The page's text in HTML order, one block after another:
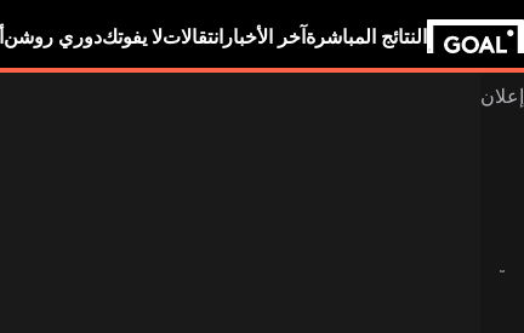
النتائج المباشرة آخر الأخبار انتقالاتلا يفوتكدوري روشن